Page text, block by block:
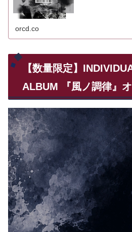
orcd.co
【数量限定】
ALBUM 『風ノ調律』
動
画
プ
レ
ー
ヤ
ー